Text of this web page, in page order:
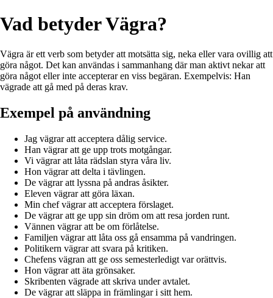
Vad betyder Vägra?
Vägra är ett verb som betyder att motsätta sig, neka eller vara ovillig att
göra något. Det kan användas i sammanhang där man aktivt nekar att
göra något eller inte accepterar en viss begäran. Exempelvis: Han
vägrade att gå med på deras krav.
Exempel på användning
Jag vägrar att acceptera dålig service.
Han vägrar att ge upp trots motgångar.
Vi vägrar att låta rädslan styra våra liv.
Hon vägrar att delta i tävlingen.
De vägrar att lyssna på andras åsikter.
Eleven vägrar att göra läxan.
Min chef vägrar att acceptera förslaget.
De vägrar att ge upp sin dröm om att resa jorden runt.
Vännen vägrar att be om förlåtelse.
Familjen vägrar att låta oss gå ensamma på vandringen.
Politikern vägrar att svara på kritiken.
Chefens vägran att ge oss semesterledigt var orättvis.
Hon vägrar att äta grönsaker.
Skribenten vägrade att skriva under avtalet.
De vägrar att släppa in främlingar i sitt hem.